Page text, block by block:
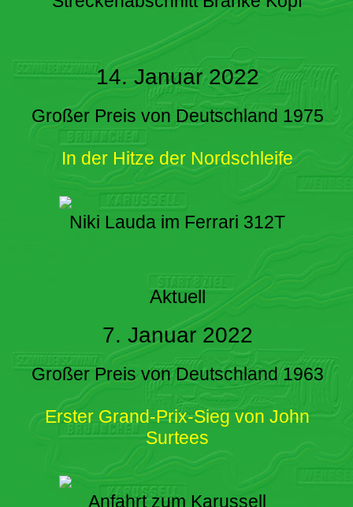
14. Januar 2022
Großer Preis von Deutschland 1975
In der Hitze der Nordschleife
Niki Lauda im Ferrari 312T
Aktuell
7. Januar 2022
Großer Preis von Deutschland 1963
Erster Grand-Prix-Sieg von John
Surtees
Anfahrt zum Karussell